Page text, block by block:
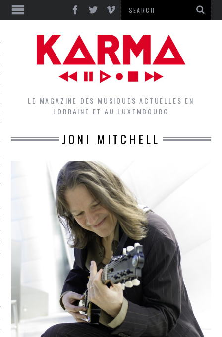
GROUPES DU LOCAL
LE LOCAL DU MAGAZINE
LE MAGAZINE DES MUSIQUES ACTUELLES EN
LORRAINE ET AU LUXEMBOURG
JONI MITCHELL